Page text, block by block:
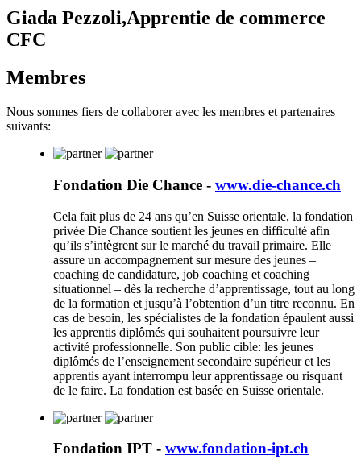
Giada Pezzoli,Apprentie de commerce
CFC
Membres
Nous sommes fiers de collaborer avec les membres et partenaires
suivants:
Fondation Die Chance - www.die-chance.ch
Cela fait plus de 24 ans qu’en Suisse orientale, la fondation
privée Die Chance soutient les jeunes en difficulté afin
qu’ils s’intègrent sur le marché du travail primaire. Elle
assure un accompagnement sur mesure des jeunes –
coaching de candidature, job coaching et coaching
situationnel – dès la recherche d’apprentissage, tout au long
de la formation et jusqu’à l’obtention d’un titre reconnu. En
cas de besoin, les spécialistes de la fondation épaulent aussi
les apprentis diplômés qui souhaitent poursuivre leur
activité professionnelle. Son public cible: les jeunes
diplômés de l’enseignement secondaire supérieur et les
apprentis ayant interrompu leur apprentissage ou risquant
de le faire. La fondation est basée en Suisse orientale.
Fondation IPT - www.fondation-ipt.ch